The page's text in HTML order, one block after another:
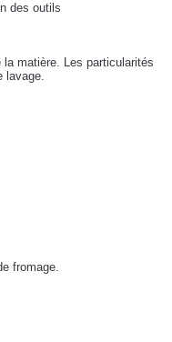
des outils
matière. Les particularités
lavage.
fromage.